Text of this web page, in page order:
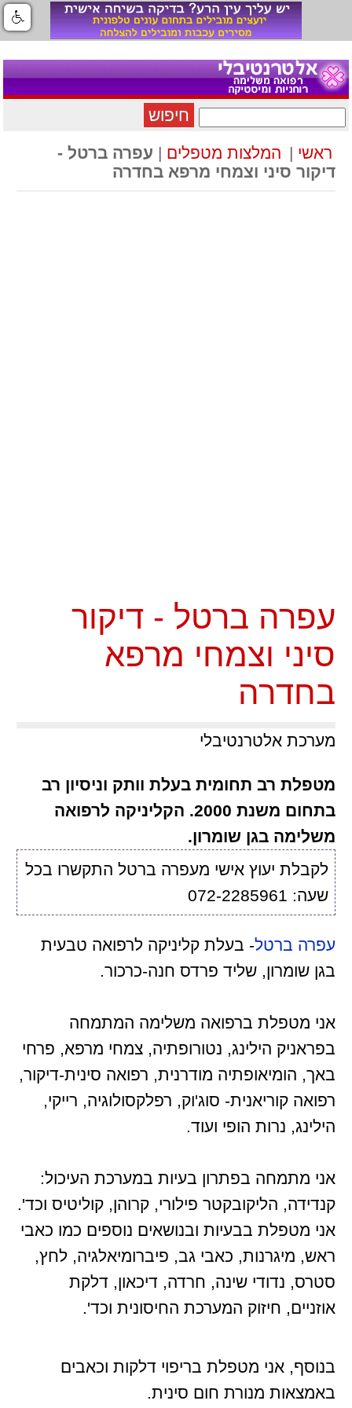
חיפוש
ראשי | המלצות מטפלים | עפרה ברטל -
דיקור סיני וצמחי מרפא בחדרה
עפרה ברטל - דיקור
סיני וצמחי מרפא
בחדרה
מערכת אלטרנטיבלי
מטפלת רב תחומית בעלת וותק וניסיון רב
בתחום משנת 2000. הקליניקה לרפואה
משלימה בגן שומרון.
לקבלת יעוץ אישי מעפרה ברטל התקשרו בכל
שעה: 072-2285961
עפרה ברטל- בעלת קליניקה לרפואה טבעית
בגן שומרון, שליד פרדס חנה-כרכור.
אני מטפלת ברפואה משלימה המתמחה
בפראניק הילינג, נטורופתיה, צמחי מרפא, פרחי
באך, הומיאופתיה מודרנית, רפואה סינית-דיקור,
רפואה קוריאנית- סוג'וק, רפלקסולוגיה, רייקי,
הילינג, נרות הופי ועוד.
אני מתמחה בפתרון בעיות במערכת העיכול:
קנדידה, הליקובקטר פילורי, קרוהן, קוליטיס וכד'.
אני מטפלת בבעיות ובנושאים נוספים כמו כאבי
ראש, מיגרנות, כאבי גב, פיברומיאלגיה, לחץ,
סטרס, נדודי שינה, חרדה, דיכאון, דלקת
אוזניים, חיזוק המערכת החיסונית וכד'.
בנוסף, אני מטפלת בריפוי דלקות וכאבים
באמצאות מנורת חום סינית.